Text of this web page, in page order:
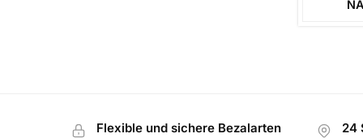
Flexible und sichere Bezalarten 24